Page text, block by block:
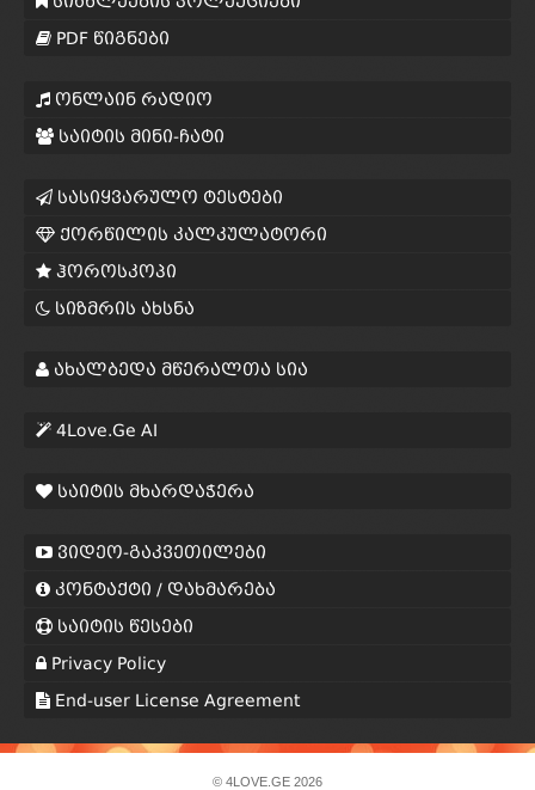
PDF წიგნები
ონლაინ რადიო
საიტის მინი-ჩატი
სასიყვარულო ტესტები
ქორწილის კალკულატორი
ჰოროსკოპი
სიზმრის ახსნა
ახალბედა მწერალთა სია
4Love.Ge AI
საიტის მხარდაჭერა
ვიდეო-გაკვეთილები
კონტაქტი / დახმარება
საიტის წესები
Privacy Policy
End-user License Agreement
© 4LOVE.GE 2026